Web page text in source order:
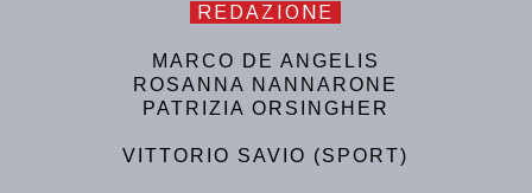
REDAZIONE
MARCO DE ANGELIS
ROSANNA NANNARONE
PATRIZIA ORSINGHER
VITTORIO SAVIO (SPORT)